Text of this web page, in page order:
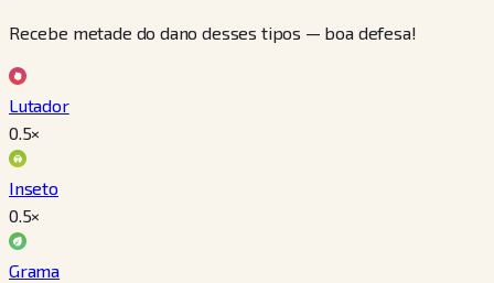
Recebe metade do dano desses tipos — boa defesa!
Lutador
0.5×
Inseto
0.5×
Grama